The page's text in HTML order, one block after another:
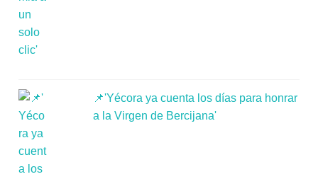
📌'Yécora ya cuenta los días para honrar
a la Virgen de Bercijana'